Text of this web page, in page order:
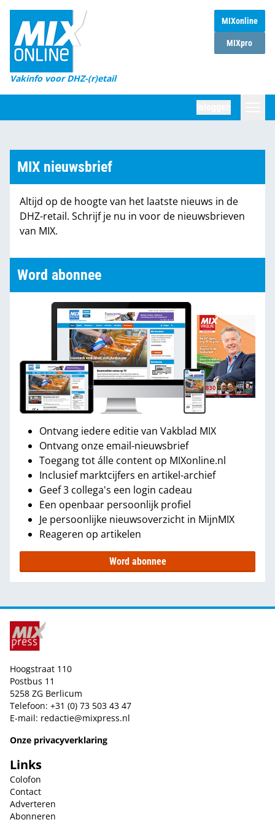
MIXonline
MIXpro
Vakinfo voor DHZ-(r)etail
Home
Magazines
DHZ Sessie
Marktcijfers
Partners
MIX nieuwsbrief
Altijd op de hoogte van het laatste nieuws in de
DHZ-retail. Schrijf je nu in voor de nieuwsbrieven
van MIX.
Word abonnee
Ontvang iedere editie van Vakblad MIX
Ontvang onze email-nieuwsbrief
Toegang tot álle content op MIXonline.nl
Inclusief marktcijfers en artikel-archief
Geef 3 collega's een login cadeau
Een openbaar persoonlijk profiel
Je persoonlijke nieuwsoverzicht in MijnMIX
Reageren op artikelen
Word abonnee
Hoogstraat 110
Postbus 11
5258 ZG Berlicum
Telefoon: +31 (0) 73 503 43 47
E-mail: redactie@mixpress.nl
Onze privacyverklaring
Links
Colofon
Contact
Adverteren
Abonneren